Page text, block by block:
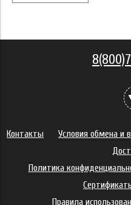
Контакты Условия обмена и
Политика
Правила